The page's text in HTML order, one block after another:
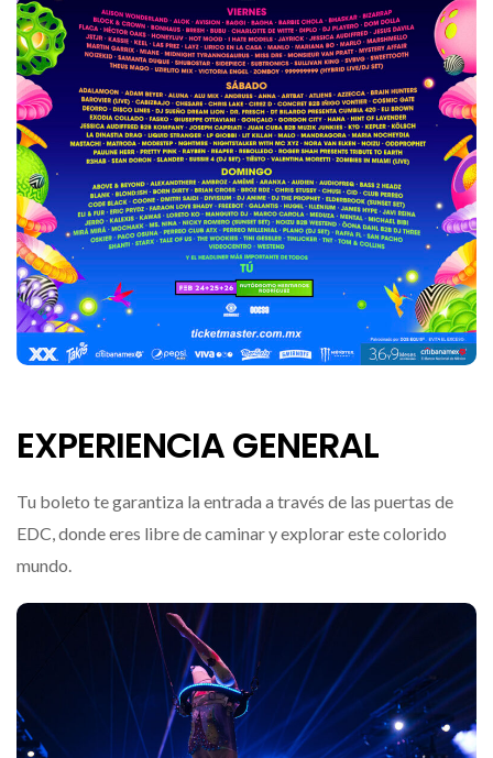
EXPERIENCIA GENERAL
Tu boleto te garantiza la entrada a través de las puertas de
EDC, donde eres libre de caminar y explorar este colorido
mundo.